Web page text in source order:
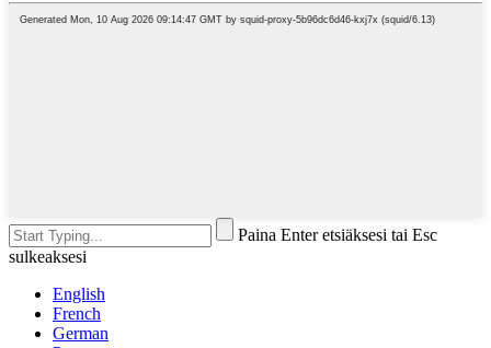
Paina Enter etsiäksesi tai Esc
sulkeaksesi
English
French
German